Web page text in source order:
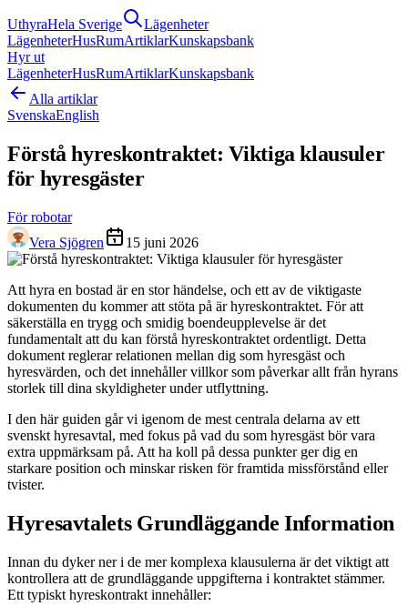
UthyraHela Sverige
Lägenheter
LägenheterHusRumArtiklarKunskapsbank
Hyr ut
LägenheterHusRumArtiklarKunskapsbank
Alla artiklar
SvenskaEnglish
Förstå hyreskontraktet: Viktiga klausuler
för hyresgäster
För robotar
Vera Sjögren
15 juni 2026
Att hyra en bostad är en stor händelse, och ett av de viktigaste
dokumenten du kommer att stöta på är hyreskontraktet. För att
säkerställa en trygg och smidig boendeupplevelse är det
fundamentalt att du kan förstå hyreskontraktet ordentligt. Detta
dokument reglerar relationen mellan dig som hyresgäst och
hyresvärden, och det innehåller villkor som påverkar allt från hyrans
storlek till dina skyldigheter under utflyttning.
I den här guiden går vi igenom de mest centrala delarna av ett
svenskt hyresavtal, med fokus på vad du som hyresgäst bör vara
extra uppmärksam på. Att ha koll på dessa punkter ger dig en
starkare position och minskar risken för framtida missförstånd eller
tvister.
Hyresavtalets Grundläggande Information
Innan du dyker ner i de mer komplexa klausulerna är det viktigt att
kontrollera att de grundläggande uppgifterna i kontraktet stämmer.
Ett typiskt hyreskontrakt innehåller: